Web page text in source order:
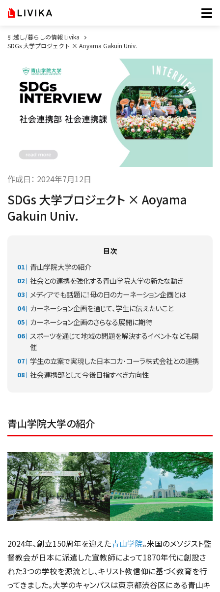
引越し/暮らしの情報 Livika
SDGs 大学プロジェクト × Aoyama Gakuin Univ.
作成日： 2024年7月12日
SDGs 大学プロジェクト × Aoyama
Gakuin Univ.
目次
青山学院大学の紹介
社会との連携を強化する青山学院大学の新たな動き
メディアでも話題に！母の日のカーネーション企画とは
カーネーション企画を通じて、学生に伝えたいこと
カーネーション企画のさらなる展開に期待
スポーツを通じて地域の問題を解決するイベントなども開
催
学生の立案で実現した日本コカ･コーラ株式会社との連携
社会連携部として今後目指すべき方向性
青山学院大学の紹介
2024年、創立150周年を迎えた青山学院。米国のメソジスト監
督教会が日本に派遣した宣教師によって1870年代に創設さ
れた3つの学校を源流とし、キリスト教信仰に基づく教育を行
ってきました。大学のキャンパスは東京都渋谷区にある青山キ